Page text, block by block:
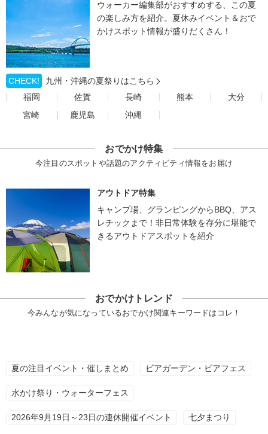
ウォーカー編集部がおすすめする、この夏
の楽しみ方を紹介。夏休みイベント＆おで
かけスポット情報が盛りだくさん！
CHECK!
九州・沖縄の夏祭りはこちら
福岡
佐賀 長崎 熊本
大分
宮崎
鹿児島 沖縄
おでかけ特集
今注目のスポットや話題のアクティビティ情報をお届け
アウトドア特集
キャンプ場、グランピングからBBQ、アス
レチックまで！非日常体験を存分に堪能で
きるアウトドアスポットを紹介
おでかけトレンド
今みんなが気になっているおでかけ関連キーワードはコレ！
夏の注目イベント・催しまとめ ビアガーデン・ビアフェス
水かけ祭り・ウォーターフェス
2026年9月19日～23日の連休開催イベント 七夕まつり